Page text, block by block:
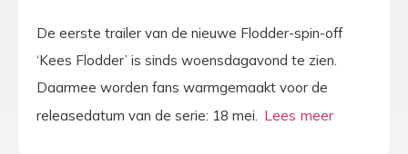
De eerste trailer van de nieuwe Flodder-spin-off
‘Kees Flodder’ is sinds woensdagavond te zien.
Daarmee worden fans warmgemaakt voor de
releasedatum van de serie: 18 mei.